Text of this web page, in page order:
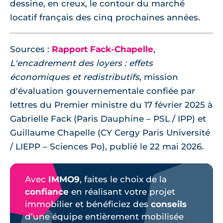
dessine, en creux, le contour du marché
locatif français des cinq prochaines années.
Sources : Rapport Fack-Chapelle,
L'encadrement des loyers : effets
économiques et redistributifs, mission
d'évaluation gouvernementale confiée par
lettres du Premier ministre du 17 février 2025 à
Gabrielle Fack (Paris Dauphine – PSL / IPP) et
Guillaume Chapelle (CY Cergy Paris Université
/ LIEPP – Sciences Po), publié le 22 mai 2026.
Avec IMMO9, faites le choix de la
confiance en réalisant votre projet
immobilier et bénéficiez des conseils
d’une équipe entièrement mobilisée